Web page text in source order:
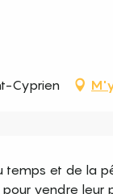
Cyprien
et de la
vendre leur